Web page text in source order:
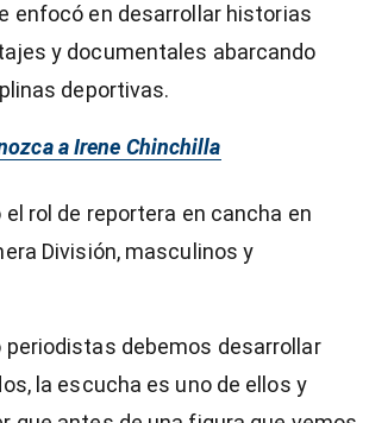
enfocó en desarrollar historias
y documentales abarcando
deportivas.
a Irene Chinchilla
rol de reportera en cancha en
División, masculinos y
periodistas debemos desarrollar
la escucha es uno de ellos y